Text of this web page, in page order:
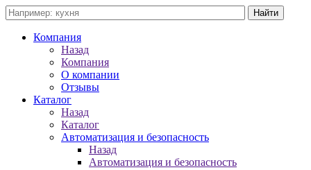
Компания
Назад
Компания
О компании
Отзывы
Каталог
Назад
Каталог
Автоматизация и безопасность
Назад
Автоматизация и безопасность